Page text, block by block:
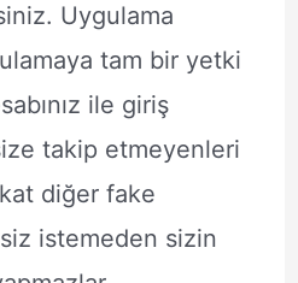
Uygulama
tam bir yetki
ile giriş
takip etmeyenleri
diğer fake
istemeden sizin